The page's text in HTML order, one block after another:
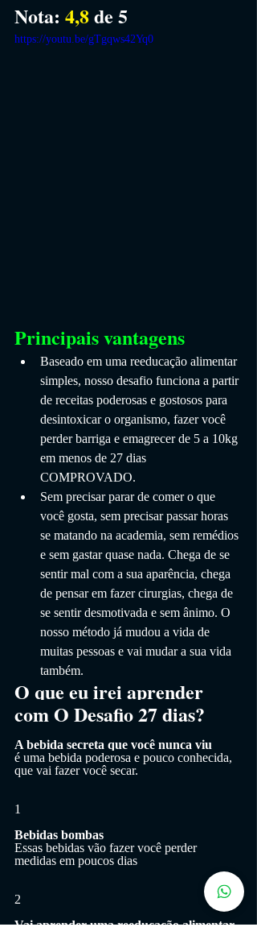
Nota: 4,8 de 5
https://youtu.be/gTgqws42Yq0
Principais vantagens
Baseado em uma reeducação alimentar
simples, nosso desafio funciona a partir
de receitas poderosas e gostosos para
desintoxicar o organismo, fazer você
perder barriga e emagrecer de 5 a 10kg
em menos de 27 dias
COMPROVADO.
Sem precisar parar de comer o que
você gosta, sem precisar passar horas
se matando na academia, sem remédios
e sem gastar quase nada. Chega de se
sentir mal com a sua aparência, chega
de pensar em fazer cirurgias, chega de
se sentir desmotivada e sem ânimo. O
nosso método já mudou a vida de
muitas pessoas e vai mudar a sua vida
também.
O que eu irei aprender
com O Desafio 27 dias?
A bebida secreta que você nunca viu
é uma bebida poderosa e pouco conhecida,
que vai fazer você secar.
1
Bebidas bombas
Essas bebidas vão fazer você perder
medidas em poucos dias
2